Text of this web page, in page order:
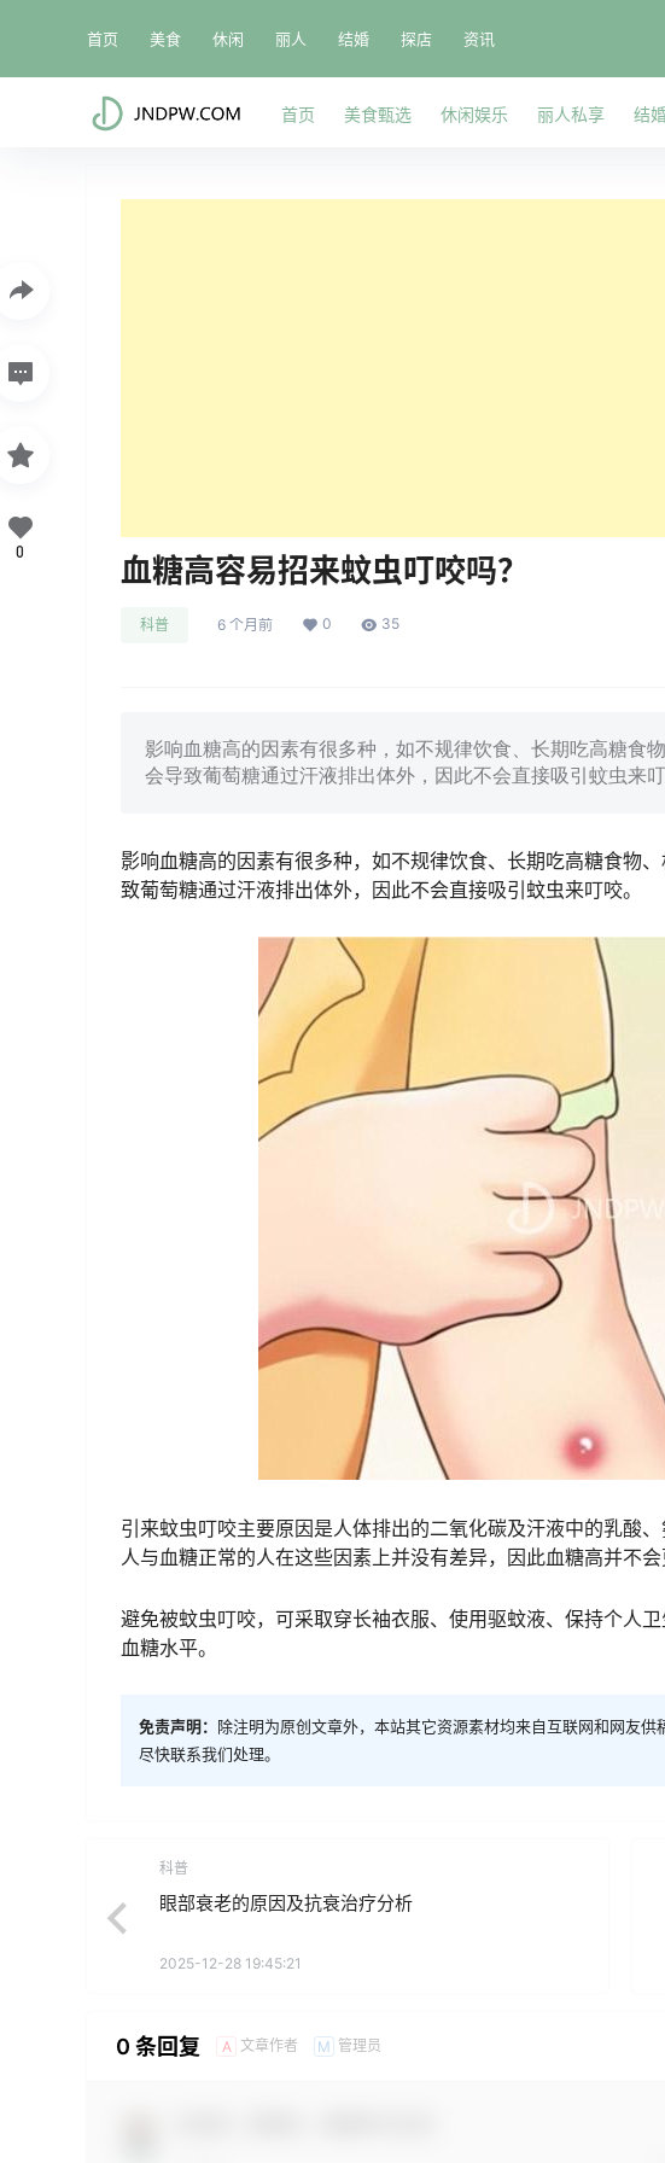
首页 美食 休闲 丽人 结婚 探店 资讯
首页 美食甄选 休闲娱乐 丽人私享 结
血糖高容易招来蚊虫叮咬吗？
科普 6 个月前 0 35
影响血糖高的因素有很多种，如不规律饮食、长期吃高糖食
会导致葡萄糖通过汗液排出体外，因此不会直接吸引蚊虫来叮
影响血糖高的因素有很多种，如不规律饮食、长期吃高糖食物
致葡萄糖通过汗液排出体外，因此不会直接吸引蚊虫来叮咬。
引来蚊虫叮咬主要原因是人体排出的二氧化碳及汗液中的乳酸
人与血糖正常的人在这些因素上并没有差异，因此血糖高并不会
避免被蚊虫叮咬，可采取穿长袖衣服、使用驱蚊液、保持个人
血糖水平。
免责声明： 除注明为原创文章外，本站其它资源素材均来自互联网和网友
尽快联系我们处理。
0
科普
眼部衰老的原因及抗衰治疗分析
2025-12-28 19:45:21
0 条回复 A 文章作者 M 管理员